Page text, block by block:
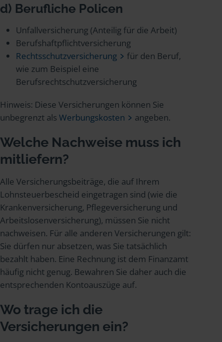
d) Berufliche Policen
Unfallversicherung (Anteilig für die Arbeit)
Berufshaftpflichtversicherung
Rechtsschutzversicherung
für den Beruf,
wie zum Beispiel eine
Berufsrechtschutzversicherung
Hinweis: Diese Versicherungen können Sie
unbegrenzt als Werbungskosten angeben.
Welche Nachweise muss ich
mitliefern?
Alle Versicherungsbeiträge, die auf Ihrem
Lohnsteuerbescheid eingetragen sind (wie die
Krankenversicherung, Pflegeversicherung und
Arbeitslosenversicherung), müssen Sie nicht
nachweisen. Für alle anderen Versicherungen gilt:
Sie dürfen nur absetzen, was Sie tatsächlich
bezahlt haben. Eine Rechnung ist dem Finanzamt
häufig nicht genug. Bewahren Sie daher auch die
entsprechenden Kontoauszüge auf.
Wo trage ich die
Versicherungen ein?